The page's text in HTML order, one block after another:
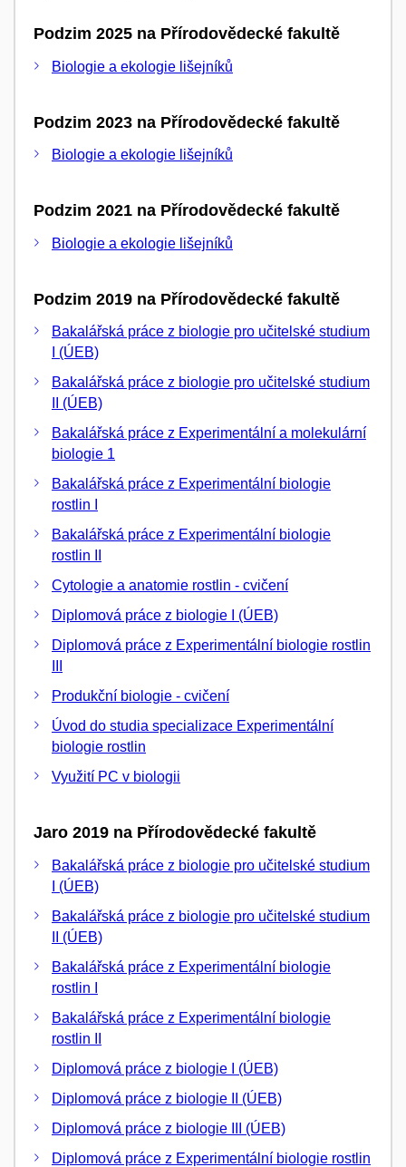
Podzim 2025 na Přírodovědecké fakultě
Biologie a ekologie lišejníků
Podzim 2023 na Přírodovědecké fakultě
Biologie a ekologie lišejníků
Podzim 2021 na Přírodovědecké fakultě
Biologie a ekologie lišejníků
Podzim 2019 na Přírodovědecké fakultě
Bakalářská práce z biologie pro učitelské studium
I (ÚEB)
Bakalářská práce z biologie pro učitelské studium
II (ÚEB)
Bakalářská práce z Experimentální a molekulární
biologie 1
Bakalářská práce z Experimentální biologie
rostlin I
Bakalářská práce z Experimentální biologie
rostlin II
Cytologie a anatomie rostlin - cvičení
Diplomová práce z biologie I (ÚEB)
Diplomová práce z Experimentální biologie rostlin
Produkční biologie - cvičení
Úvod do studia specializace Experimentální
biologie rostlin
Využití PC v biologii
Jaro 2019 na Přírodovědecké fakultě
Bakalářská práce z biologie pro učitelské studium
I (ÚEB)
Bakalářská práce z biologie pro učitelské studium
II (ÚEB)
Bakalářská práce z Experimentální biologie
rostlin I
Bakalářská práce z Experimentální biologie
rostlin II
Diplomová práce z biologie I (ÚEB)
Diplomová práce z biologie II (ÚEB)
Diplomová práce z biologie III (ÚEB)
Diplomová práce z Experimentální biologie rostlin